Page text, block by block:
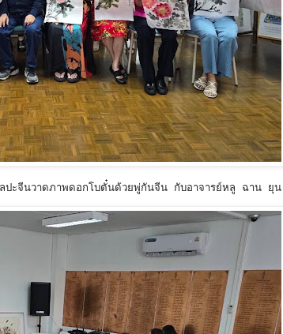
ปะจีนวาดภาพดอกโบตั๋นด้วยพู่กันจีน กับอาจารย์หลู ฉาน ยุน